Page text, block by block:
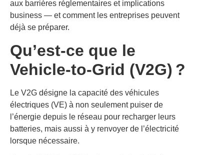
aux barrières réglementaires et implications
business — et comment les entreprises peuvent
déjà se préparer.
Qu’est-ce que le
Vehicle-to-Grid (V2G) ?
Le V2G désigne la capacité des véhicules
électriques (VE) à non seulement puiser de
l’énergie depuis le réseau pour recharger leurs
batteries, mais aussi à y renvoyer de l’électricité
lorsque nécessaire.